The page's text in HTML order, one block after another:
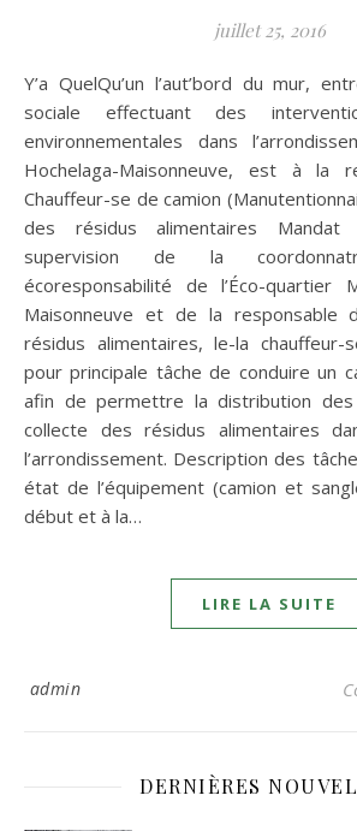
juillet 25, 2016
Y’a QuelQu’un l’aut’bord du mur, entreprise d’économie
sociale effectuant des
environnementales dans
Hochelaga-Maisonneuve, est à la
Chauffeur-se de camion
des résidus alimentaires
supervision de la
écoresponsabilité de l’Éco-quartier
Maisonneuve et de la responsable
résidus alimentaires, le-la chauffeur-
pour principale tâche de conduire un
afin de permettre la distribution
collecte des résidus alimentaires
l’arrondissement. Description des
état de l’équipement (camion et
début et à la…
LIRE LA SUITE
admin
DERNIÈRES